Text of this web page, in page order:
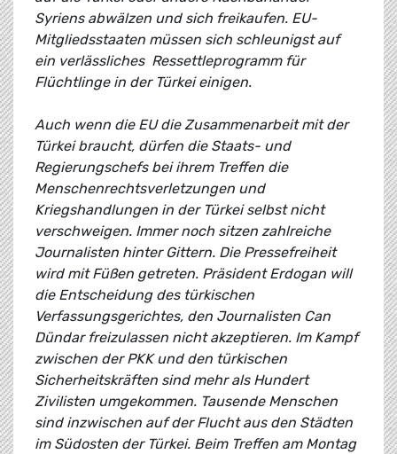
Syriens abwälzen und sich freikaufen. EU-
Mitgliedsstaaten müssen sich schleunigst auf
ein verlässliches Ressettleprogramm für
Flüchtlinge in der Türkei einigen.
Auch wenn die EU die Zusammenarbeit mit der
Türkei braucht, dürfen die Staats- und
Regierungschefs bei ihrem Treffen die
Menschenrechtsverletzungen und
Kriegshandlungen in der Türkei selbst nicht
verschweigen. Immer noch sitzen zahlreiche
Journalisten hinter Gittern. Die Pressefreiheit
wird mit Füßen getreten. Präsident Erdogan will
die Entscheidung des türkischen
Verfassungsgerichtes, den Journalisten Can
Dündar freizulassen nicht akzeptieren. Im Kampf
zwischen der PKK und den türkischen
Sicherheitskräften sind mehr als Hundert
Zivilisten umgekommen. Tausende Menschen
sind inzwischen auf der Flucht aus den Städten
im Südosten der Türkei. Beim Treffen am Montag